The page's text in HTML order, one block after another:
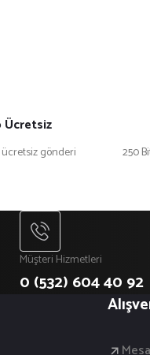
olmalı.
gönderi
250
Müşteri Hizmetleri
0 (532) 604 40 92